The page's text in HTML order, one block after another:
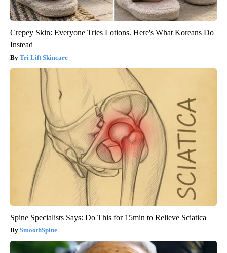
Crepey Skin: Everyone Tries Lotions. Here's What Koreans Do
Instead
Tri Lift Skincare
Spine Specialists Says: Do This for 15min to Relieve Sciatica
SmoothSpine